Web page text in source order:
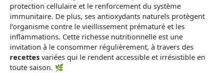
protection cellulaire et le renforcement du système
immunitaire. De plus, ses antioxydants naturels protègent
l’organisme contre le vieillissement prématuré et les
inflammations. Cette richesse nutritionnelle est une
invitation à le consommer régulièrement, à travers des
recettes variées qui le rendent accessible et irrésistible en
toute saison. 🌿